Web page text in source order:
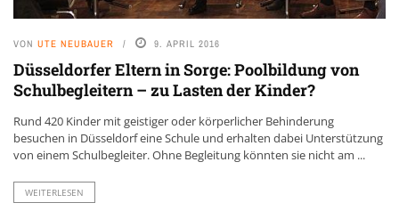
VON UTE NEUBAUER 9. APRIL 2016
Düsseldorfer Eltern in Sorge: Poolbildung von
Schulbegleitern – zu Lasten der Kinder?
Rund 420 Kinder mit geistiger oder körperlicher Behinderung
besuchen in Düsseldorf eine Schule und erhalten dabei Unterstützung
von einem Schulbegleiter. Ohne Begleitung könnten sie nicht am ...
WEITERLESEN